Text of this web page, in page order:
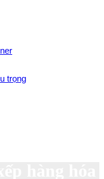
trọng